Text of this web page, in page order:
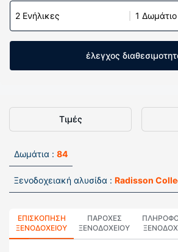
2 Ενήλικες 1 Δωμάτιο
έλεγχος
Τιμές
Δωμάτια : 84
Ξενοδοχειακή αλυσίδα : Radisson
ΕΠΙΣΚΌΠΗΣΗ
ΞΕΝΟΔΟΧΕΊΟΥ
ΠΑΡΟΧΕΣ
ΞΕΝΟΔΟΧΕΙΟΥ